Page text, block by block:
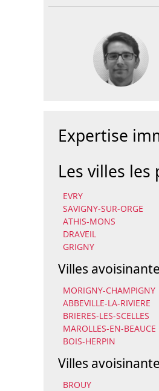
Expertise
Les villes les
EVRY
SAVIGNY-SUR-ORGE
ATHIS-MONS
DRAVEIL
GRIGNY
Villes
MORIGNY-CHAMPIGNY
ABBEVILLE-LA-RIVIERE
BRIERES-LES-SCELLES
MAROLLES-EN-BEAUCE
BOIS-HERPIN
Villes
BROUY